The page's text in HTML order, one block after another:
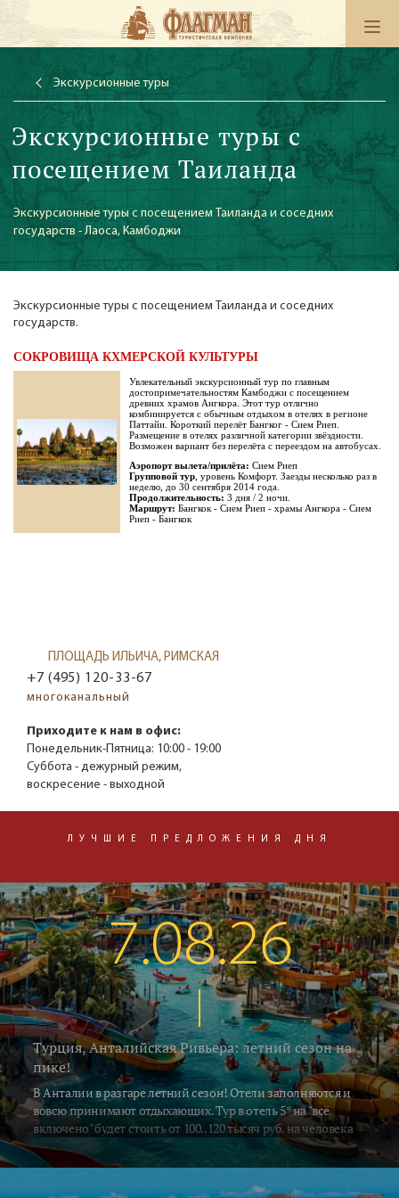
Экскурсионные туры
Экскурсионные туры с
посещением Таиланда
Экскурсионные туры с посещением Таиланда и соседних
государств - Лаоса, Камбоджи
Экскурсионные туры с посещением Таиланда и соседних
государств.
СОКРОВИЩА КХМЕРСКОЙ КУЛЬТУРЫ
Увлекательный экскурсионный тур по главным
достопримечательностям Камбоджи с посещением
древних храмов Ангкора. Этот тур отлично
комбинируется с обычным отдыхом в отелях в регионе
Паттайи. Короткий перелёт Бангког - Сием Риеп.
Размещение в отелях различной категории звёздности.
Возможен вариант без перелёта с переездом на автобусах.
Аэропорт вылета/прилёта: Сием Риеп
Групповой тур , уровень Комфорт. Заезды несколько раз в
неделю, до 30 сентября 2014 года.
Продолжительность: 3 дня / 2 ночи.
Маршрут: Бангкок - Сием Риеп - храмы Ангкора - Сием
Риеп - Бангкок
ПЛОЩАДЬ ИЛЬИЧА, РИМСКАЯ
+7 (495) 120-33-67
многоканальный
Приходите к нам в офис:
Понедельник-Пятница: 10:00 - 19:00
Суббота - дежурный режим,
воскресение - выходной
ЛУЧШИЕ ПРЕДЛОЖЕНИЯ ДНЯ
7.08.26
Турция, Анталийская Ривьера: летний сезон на
пике!
В Анталии в разгаре летний сезон! Отели заполняются и
вовсю принимают отдыхающих. Тур в отель 5* на "всё
включено" будет стоить от 100..120 тысяч руб. на человека
за неделю, включая перелёт и трансфер. Погода летняя -
воздух в это время прогревается до 33..35°C, а водичка в
южных регионах Алании и Сиде 26..28°C. В Кемере на